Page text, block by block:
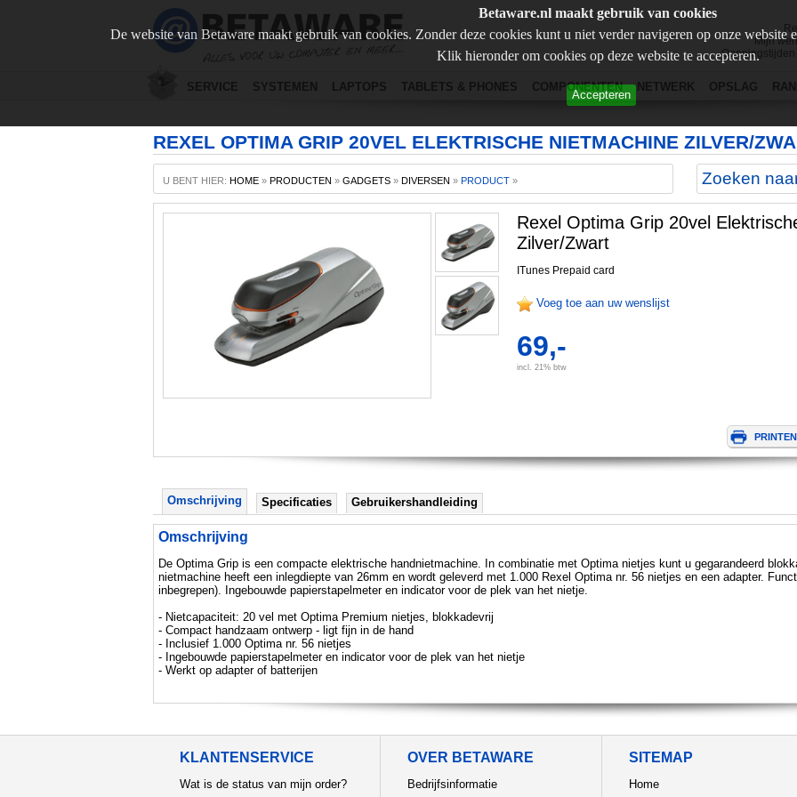
Betaware.nl maakt gebruik van cookies
De website van Betaware maakt gebruik van cookies. Zonder deze cookies kunt u niet verder navigeren op onze website
Klik hieronder om cookies op deze website te accepteren.
Accepteren
Mijn
Openingstijden
SERVICE SYSTEMEN LAPTOPS TABLETS & PHONES COMPONENTEN NETWERK OPSLAG
REXEL OPTIMA GRIP 20VEL ELEKTRISCHE NIETMACHINE ZILVER/
U BENT HIER: HOME » PRODUCTEN » GADGETS » DIVERSEN » PRODUCT »
Rexel Optima Grip 20vel
Zilver/Zwart
ITunes Prepaid card
Voeg toe aan uw wenslijst
69,-
incl. 21% btw
Omschrijving Specificaties Gebruikershandleiding
Omschrijving
De Optima Grip is een compacte elektrische handnietmachine. In combinatie met Optima nietjes kunt u gegarandeerd
nietmachine heeft een inlegdiepte van 26mm en wordt geleverd met 1.000 Rexel Optima nr. 56 nietjes en een adapter.
inbegrepen). Ingebouwde papierstapelmeter en indicator voor de plek van het nietje.
- Nietcapaciteit: 20 vel met Optima Premium nietjes, blokkadevrij
- Compact handzaam ontwerp - ligt fijn in de hand
- Inclusief 1.000 Optima nr. 56 nietjes
- Ingebouwde papierstapelmeter en indicator voor de plek van het nietje
- Werkt op adapter of batterijen
KLANTENSERVICE
Wat is de status van mijn order?
OVER BETAWARE
Bedrijfsinformatie
SITEMAP
Home